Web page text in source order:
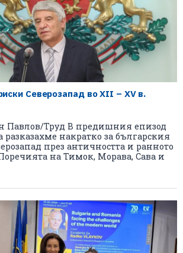
Северозапад во XII – XV в.
Павлов/Труд В предишния епизод
разказахме накратко за българския
през античността и ранното
на Тимок, Морава, Сава и